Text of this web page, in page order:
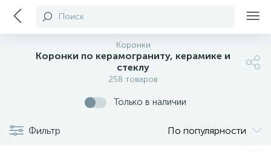
Поиск
Коронки
Коронки по керамограниту, керамике и
стеклу
258 товаров
Только в наличии
Фильтр По популярности